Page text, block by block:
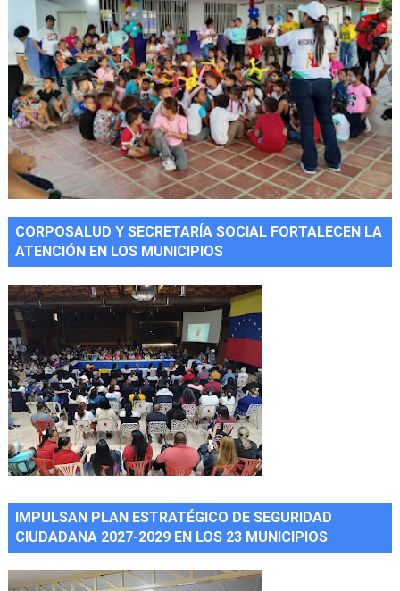
CORPOSALUD Y SECRETARÍA SOCIAL FORTALECEN LA
ATENCIÓN EN LOS MUNICIPIOS
IMPULSAN PLAN ESTRATÉGICO DE SEGURIDAD
CIUDADANA 2027-2029 EN LOS 23 MUNICIPIOS